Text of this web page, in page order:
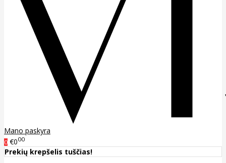
Mano paskyra
0 €000
Prekių krepšelis tuščias!